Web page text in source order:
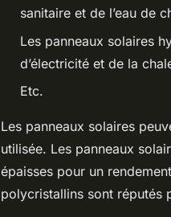
sanitaire et de l’eau de
Les panneaux solaires
d’électricité et de la
Etc.
Les panneaux solaires
utilisée. Les panneaux
épaisses pour un
polycristallins sont réputés